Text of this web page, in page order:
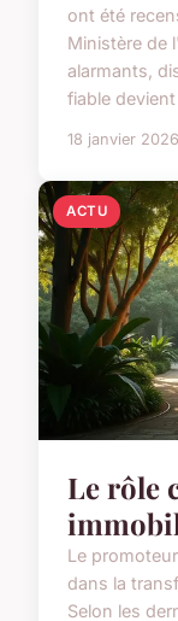
ont été
Ministère de
alarmants,
fiable devient
18 janvier 2026
ACTU
Le rôle
Le
dans la
Selon les